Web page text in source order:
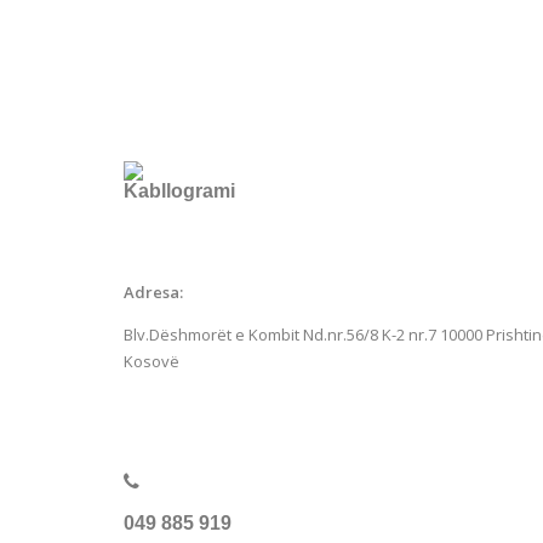
Adresa:
Blv.Dëshmorët e Kombit Nd.nr.56/8 K-2 nr.7 10000
Kosovë
049 885 919